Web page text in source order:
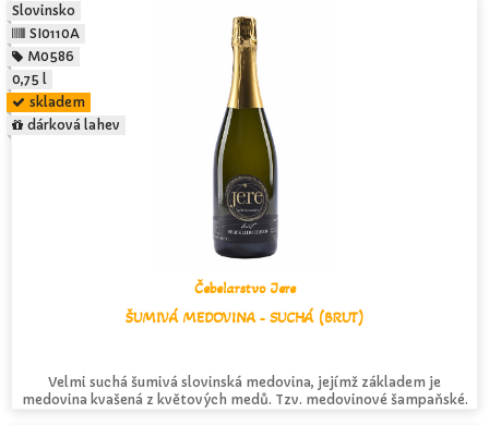
Čebelarstvo Jere
ŠUMIVÁ MEDOVINA - SUCHÁ (BRUT)
Velmi suchá šumivá slovinská medovina, jejímž základem je
medovina kvašená z květových medů. Tzv. medovinové šampaňské.
Slovinsko
SI0110A
M0586
0,75 l
skladem
dárková lahev